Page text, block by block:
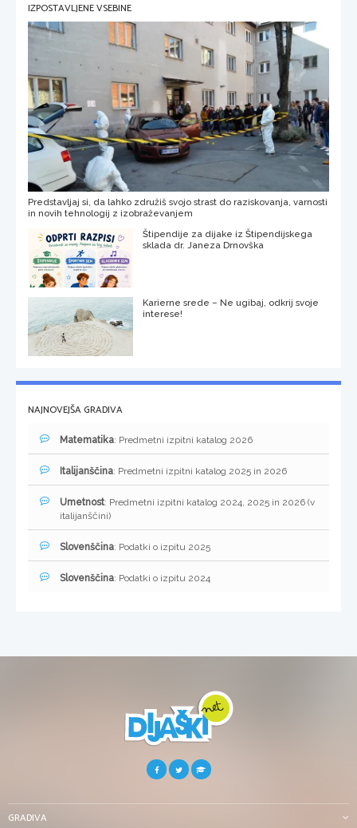
IZPOSTAVLJENE VSEBINE
Predstavljaj si, da lahko združiš svojo strast do raziskovanja, varnosti
in novih tehnologij z izobraževanjem
Štipendije za dijake iz Štipendijskega
sklada dr. Janeza Drnovška
Karierne srede – Ne ugibaj, odkrij svoje
interese!
NAJNOVEJŠA GRADIVA
Matematika: Predmetni izpitni katalog 2026
Italijanščina: Predmetni izpitni katalog 2025 in 2026
Umetnost: Predmetni izpitni katalog 2024, 2025 in 2026 (v
italijanščini)
Slovenščina: Podatki o izpitu 2025
Slovenščina: Podatki o izpitu 2024
GRADIVA